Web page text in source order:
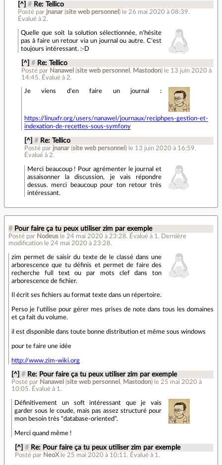
[^] # Re: Tellico
Posté par jnanar (site web personnel ) le 26 mai 2020 à 08:39.
Évalué à 2.
Quelle que soit la solution sélectionnée, n'hésite
pas à faire un retour via un journal ou autre. C'est
toujours intéressant. :-D
[^] # Re: Tellico
Posté par Nanawel (site web personnel , Mastodon) le 13 juin 2020 à
14:45. Évalué à 2.
Je viens d'en faire un journal :
https://linuxfr.org/users/nanawel/journaux/reciphpes-gestion-et-
indexation-de-recettes-sous-symfony
[^] # Re: Tellico
Posté par jnanar(site web personnel ) le 13 juin 2020 à 16:59.
Évalué à 2.
Merci beaucoup ! Pour agrémenter le journal et
assaisonner la discussion, je vais répondre
dessus. merci beaucoup pour ton retour très
intéressant.
# Pour faire ça tu peux utiliser zim par exemple
Posté par Nodeus le 24 mai 2020 à 23:28. Évalué à 1 . Dernière
modification le 24 mai 2020 à 23:28.
zim permet de saisir du texte de le classé dans une
arborescence que tu définis et permet de faire des
recherche full text ou par mots clef dans ton
arborescence de fichier.
Il écrit ses fichiers au format texte dans un répertoire.
Perso je l'utilise pour gérer mes prises de note dans tous les domaines
et ça fait du volume.
il est disponible dans toute bonne distribution et même sous windows
pour te faire une idée
http://www.zim-wiki.org
[^] # Re: Pour faire ça tu peux utiliser zim par exemple
Posté par Nanawel (site web personnel , Mastodon) le 25 mai 2020 à
10:05. Évalué à 1 .
Définitivement un soft intéressant que je vais
garder sous le coude, mais pas assez structuré pour
mon besoin très "database-oriented".
Merci quand même !
[^] # Re: Pour faire ça tu peux utiliser zim par exemple
Posté par NeoX le 25 mai 2020 à 10:11 . Évalué à 1 .